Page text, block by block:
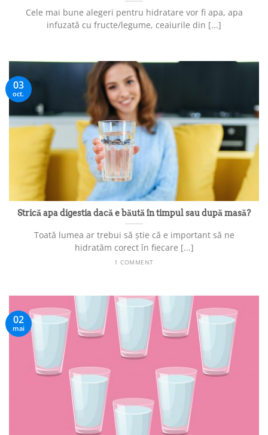
Cele mai bune alegeri pentru hidratare vor fi apa, apa
infuzată cu fructe/legume, ceaiurile din [...]
Strică apa digestia dacă e băută în timpul sau după masă?
Toată lumea ar trebui să știe că e important să ne
hidratăm corect în fiecare [...]
1 COMMENT
03
oct.
02
mai